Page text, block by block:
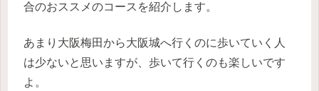
合のおススメのコースを紹介します。
あまり大阪梅田から大阪城へ行くのに歩いていく人
は少ないと思いますが、歩いて行くのも楽しいです
よ。